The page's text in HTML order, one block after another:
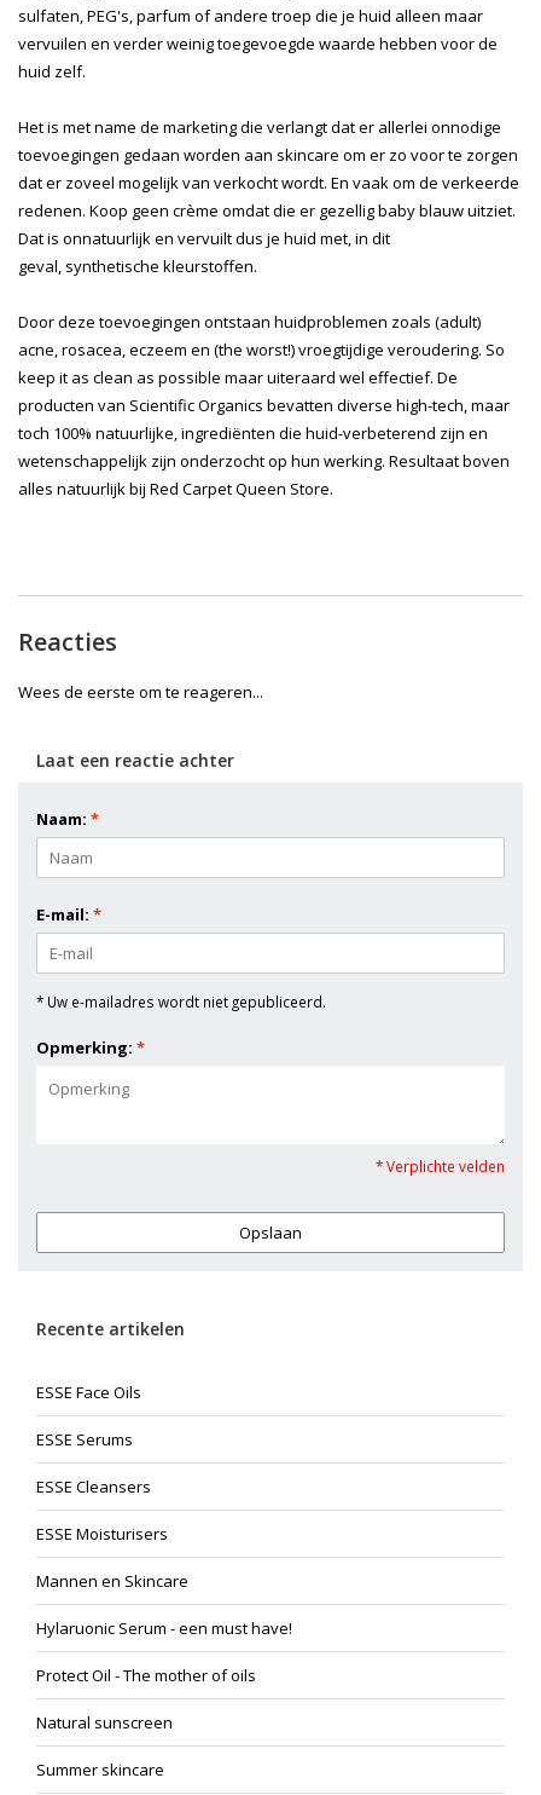
sulfaten, PEG's, parfum of andere troep die je huid alleen maar
vervuilen en verder weinig toegevoegde waarde hebben voor de
huid zelf.
Het is met name de marketing die verlangt dat er allerlei onnodige
toevoegingen gedaan worden aan skincare om er zo voor te zorgen
dat er zoveel mogelijk van verkocht wordt. En vaak om de verkeerde
redenen. Koop geen crème omdat die er gezellig baby blauw uitziet.
Dat is onnatuurlijk en vervuilt dus je huid met, in dit
geval, synthetische kleurstoffen.
Door deze toevoegingen ontstaan huidproblemen zoals (adult)
acne, rosacea, eczeem en (the worst!) vroegtijdige veroudering. So
keep it as clean as possible maar uiteraard wel effectief. De
producten van Scientific Organics bevatten diverse high-tech, maar
toch 100% natuurlijke, ingrediënten die huid-verbeterend zijn en
wetenschappelijk zijn onderzocht op hun werking. Resultaat boven
alles natuurlijk bij Red Carpet Queen Store.
Reacties
Wees de eerste om te reageren...
Laat een reactie achter
Naam: *
E-mail: *
* Uw e-mailadres wordt niet gepubliceerd.
Opmerking: *
* Verplichte velden
Opslaan
Recente artikelen
ESSE Face Oils
ESSE Serums
ESSE Cleansers
ESSE Moisturisers
Mannen en Skincare
Hylaruonic Serum - een must have!
Protect Oil - The mother of oils
Natural sunscreen
Summer skincare